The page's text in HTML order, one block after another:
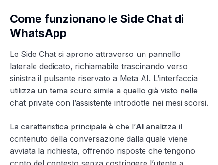
Come funzionano le Side Chat di
WhatsApp
Le Side Chat si aprono attraverso un pannello
laterale dedicato, richiamabile trascinando verso
sinistra il pulsante riservato a Meta AI. L’interfaccia
utilizza un tema scuro simile a quello già visto nelle
chat private con l’assistente introdotte nei mesi scorsi.
La caratteristica principale è che l’AI analizza il
contenuto della conversazione dalla quale viene
avviata la richiesta, offrendo risposte che tengono